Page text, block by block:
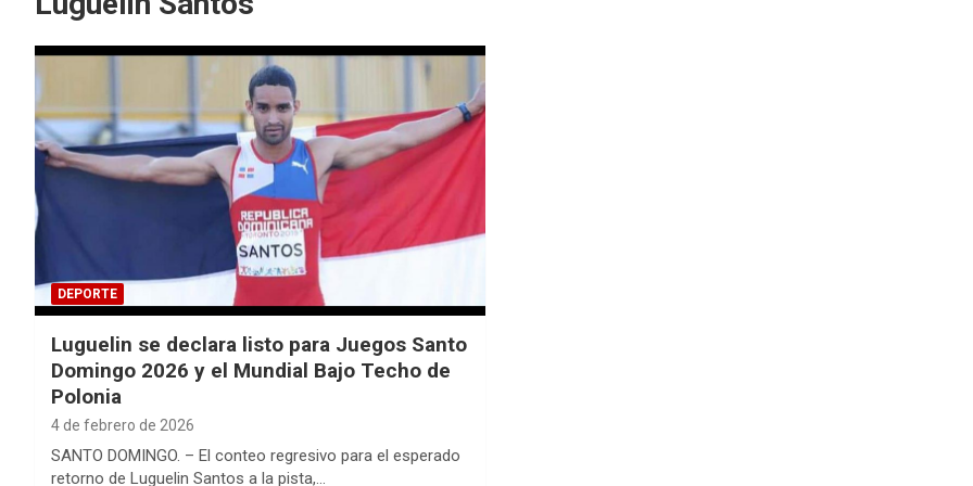
DEPORTE
Luguelin se declara listo para Juegos Santo
Domingo 2026 y el Mundial Bajo Techo de
Polonia
4 de febrero de 2026
SANTO DOMINGO. – El conteo regresivo para el esperado
retorno de Luguelin Santos a la pista,…